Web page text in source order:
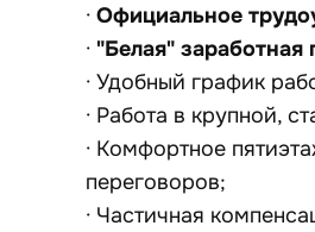
· Официальное
· "Белая" заработная
· Удобный график
· Работа в крупной,
· Комфортное
переговоров;
· Частичная